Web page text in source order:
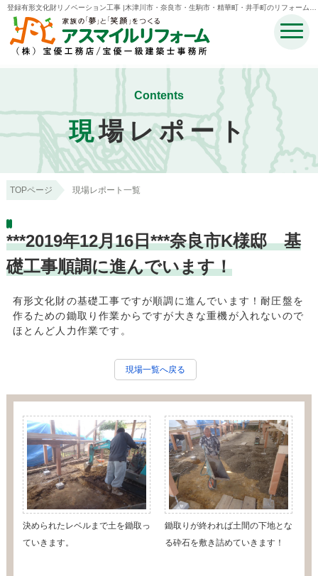
登録有形文化財リノベーション工事 |木津川市・奈良市・生駒市・精華町・井手町のリフォームの
ことなら宝優工務店アスマイルリフォーム
Contents
現場レポート
TOPページ 現場レポート一覧
***2019年12月16日***奈良市K様邸 基
礎工事順調に進んでいます！
有形文化財の基礎工事ですが順調に進んでいます！耐圧盤を
作るための鋤取り作業からですが大きな重機が入れないので
ほとんど人力作業です。
現場一覧へ戻る
決められたレベルまで土を鋤取っ
ていきます。
鋤取りが終われば土間の下地とな
る砕石を敷き詰めていきます！